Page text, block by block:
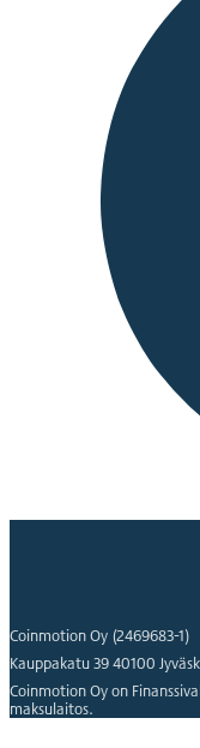
Coinmotion Oy (2469683-1)
Kauppakatu 39 40100
Coinmotion Oy on
maksulaitos.